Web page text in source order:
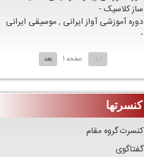
ساز کلاسیک -
دوره آموزشی آواز ایرانی , موسیقی ایرانی
-
قبل صفحه 1 بعد
کنسرتها
کنسرت گروه مقام
گفتاگوی